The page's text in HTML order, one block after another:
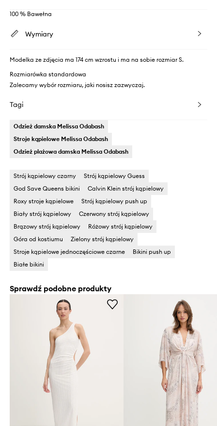
100 % Bawełna
Wymiary
Modelka ze zdjęcia ma 174 cm wzrostu i ma na sobie rozmiar S.
Rozmiarówka standardowa
Zalecamy wybór rozmiaru, jaki nosisz zazwyczaj.
Tagi
Odzież damska Melissa Odabash
Stroje kąpielowe Melissa Odabash
Odzież plażowa damska Melissa Odabash
Strój kąpielowy czarny
Strój kąpielowy Guess
God Save Queens bikini
Calvin Klein strój kąpielowy
Roxy stroje kąpielowe
Strój kąpielowy push up
Biały strój kąpielowy
Czerwony strój kąpielowy
Brązowy strój kąpielowy
Różowy strój kąpielowy
Góra od kostiumu
Zielony strój kąpielowy
Stroje kąpielowe jednoczęściowe czarne
Bikini push up
Białe bikini
Sprawdź podobne produkty